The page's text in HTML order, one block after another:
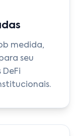
medida,
seu